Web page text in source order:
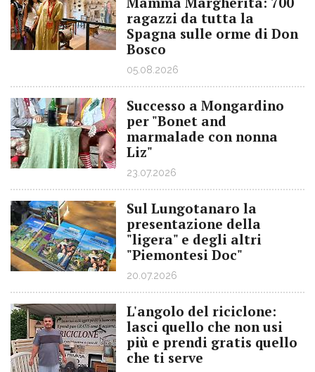
ragazzi da tutta la
Spagna sulle orme di Don
Bosco
05.08.2026
Successo a Mongardino
per "Bonet and
marmalade con nonna
Liz"
23.07.2026
Sul Lungotanaro la
presentazione della
"ligera" e degli altri
"Piemontesi Doc"
20.07.2026
L'angolo del riciclone:
lasci quello che non usi
più e prendi gratis quello
che ti serve